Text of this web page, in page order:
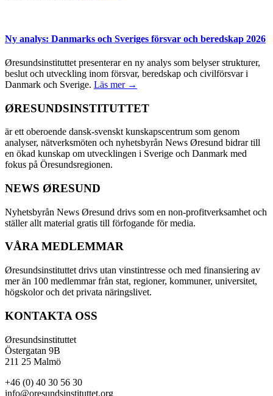
Ny analys: Danmarks och Sveriges försvar och beredskap 2026
Øresundsinstituttet presenterar en ny analys som belyser strukturer,
beslut och utveckling inom försvar, beredskap och civilförsvar i
Danmark och Sverige. Läs mer →
ØRESUNDSINSTITUTTET
är ett oberoende dansk-svenskt kunskapscentrum som genom
analyser, nätverksmöten och nyhetsbyrån News Øresund bidrar till
en ökad kunskap om utvecklingen i Sverige och Danmark med
fokus på Öresundsregionen.
NEWS ØRESUND
Nyhetsbyrån News Øresund drivs som en non-profitverksamhet och
ställer allt material gratis till förfogande för media.
VÅRA MEDLEMMAR
Øresundsinstituttet drivs utan vinst­intresse och med finansiering av
mer än 100 medlemmar från stat, regioner, kommuner, universitet,
högskolor och det privata näringslivet.
KONTAKTA OSS
Øresundsinstituttet
Östergatan 9B
211 25 Malmö
+46 (0) 40 30 56 30
info@oresundsinstituttet.org